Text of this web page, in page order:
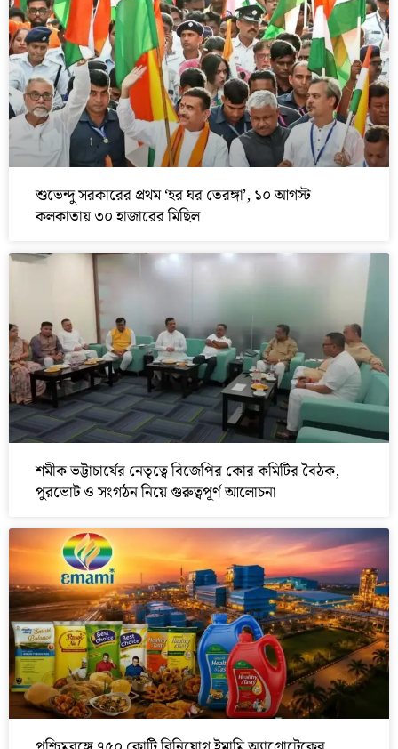
শুভেন্দু সরকারের প্রথম ‘হর ঘর তেরঙ্গা’, ১০ আগস্ট
কলকাতায় ৩০ হাজারের মিছিল
শমীক ভট্টাচার্যের নেতৃত্বে বিজেপির কোর কমিটির বৈঠক,
পুরভোট ও সংগঠন নিয়ে গুরুত্বপূর্ণ আলোচনা